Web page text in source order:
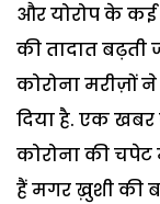
और योरोप के कई
की तादात बढ़ती
कोरोना मरीज़ों
दिया है. एक खबर
कोरोना की चपेट
हैं मगर ख़ुशी की